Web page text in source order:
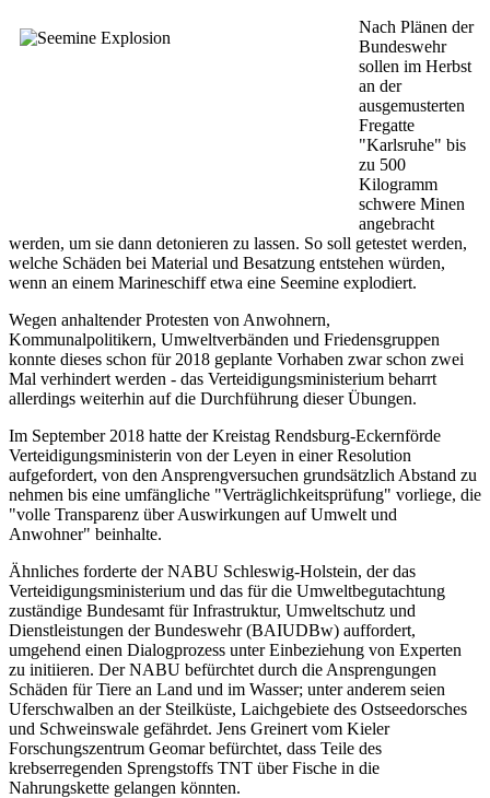
Nach Plänen der
Bundeswehr
sollen im Herbst
an der
ausgemusterten
Fregatte
"Karlsruhe" bis
zu 500
Kilogramm
schwere Minen
angebracht
werden, um sie dann detonieren zu lassen. So soll getestet werden,
welche Schäden bei Material und Besatzung entstehen würden,
wenn an einem Marineschiff etwa eine Seemine explodiert.
Wegen anhaltender Protesten von Anwohnern,
Kommunalpolitikern, Umweltverbänden und Friedensgruppen
konnte dieses schon für 2018 geplante Vorhaben zwar schon zwei
Mal verhindert werden - das Verteidigungsministerium beharrt
allerdings weiterhin auf die Durchführung dieser Übungen.
Im September 2018 hatte der Kreistag Rendsburg-Eckernförde
Verteidigungsministerin von der Leyen in einer Resolution
aufgefordert, von den Ansprengversuchen grundsätzlich Abstand zu
nehmen bis eine umfängliche "Verträglichkeitsprüfung" vorliege, die
"volle Transparenz über Auswirkungen auf Umwelt und
Anwohner" beinhalte.
Ähnliches forderte der NABU Schleswig-Holstein, der das
Verteidigungsministerium und das für die Umweltbegutachtung
zuständige Bundesamt für Infrastruktur, Umweltschutz und
Dienstleistungen der Bundeswehr (BAIUDBw) auffordert,
umgehend einen Dialogprozess unter Einbeziehung von Experten
zu initiieren. Der NABU befürchtet durch die Ansprengungen
Schäden für Tiere an Land und im Wasser; unter anderem seien
Uferschwalben an der Steilküste, Laichgebiete des Ostseedorsches
und Schweinswale gefährdet. Jens Greinert vom Kieler
Forschungszentrum Geomar befürchtet, dass Teile des
krebserregenden Sprengstoffs TNT über Fische in die
Nahrungskette gelangen könnten.